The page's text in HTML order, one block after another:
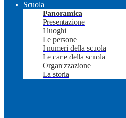
Scuola
Panoramica
Presentazione
I luoghi
Le persone
I numeri della scuola
Le carte della scuola
Organizzazione
La storia